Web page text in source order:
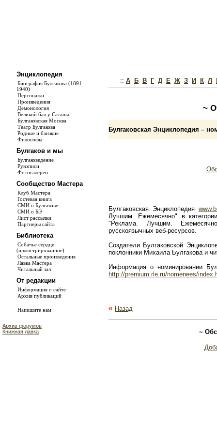
Энциклопедия
Биография Булгакова (1891-
1940)
Персонажи
Произведения
Демонология
Великий бал у Сатаны
Булгаковская Москва
Театр Булгакова
Родные и близкие
Философы
Булгаков и мы
Булгаковедение
Рукописи
Фотогалереи
Сообщество Мастера
Клуб Мастера
Гостевая книга
СМИ о Булгакове
СМИ о БЭ
Лист рассылки
Партнеры сайта
Библиотека
Собачье сердце
(иллюстрированное)
Остальные произведения
Лавка Мастера
Читальный зал
От редакции
Информация о сайте
Архив публикаций
Напишите нам
Архив форумов
Книжная лавка
:: А Б В Г Д Е Ж З И К Л
~
Булгаковская Энциклопедия –
Булгаковская Энциклопедия
Лучшим. Ежемесячно" в
"Реклама. Лучшим.
русскоязычных веб-ресурсов.
Создатели Булгаковской
поклонники Михаила Булгакова и
Информация о номинировании
http://premium.rle.ru/nomenees/
« Назад
~